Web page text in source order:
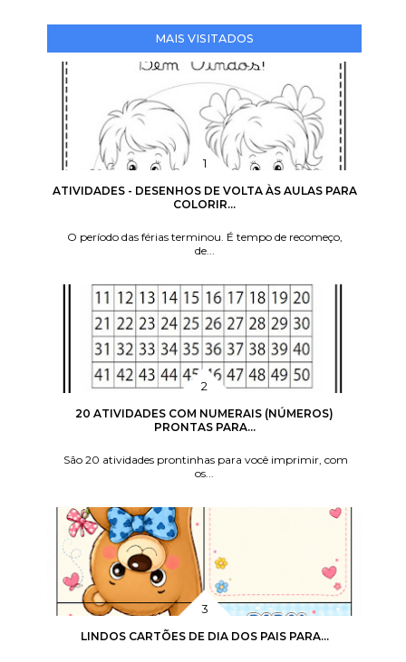
MAIS VISITADOS
ATIVIDADES - DESENHOS DE VOLTA ÀS AULAS PARA
COLORIR...
O período das férias terminou. É tempo de recomeço,
de...
20 ATIVIDADES COM NUMERAIS (NÚMEROS)
PRONTAS PARA...
São 20 atividades prontinhas para você imprimir, com
os...
LINDOS CARTÕES DE DIA DOS PAIS PARA...